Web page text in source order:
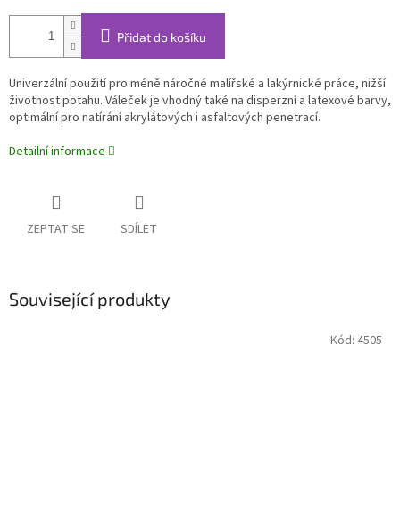
Přidat do košíku
Univerzální použití pro méně náročné malířské a lakýrnické práce, nižší
životnost potahu. Váleček je vhodný také na disperzní a latexové barvy,
optimální pro natírání akrylátových i asfaltových penetrací.
Detailní informace
ZEPTAT SE SDÍLET
Související produkty
Kód: 4505